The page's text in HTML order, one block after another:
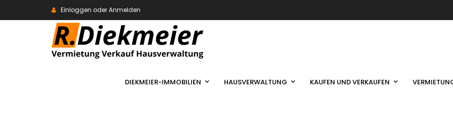
Einloggen oder Anmelden
DIEKMEIER-IMMOBILIEN HAUSVERWALTUNG KAUFEN UND VERKAUFEN